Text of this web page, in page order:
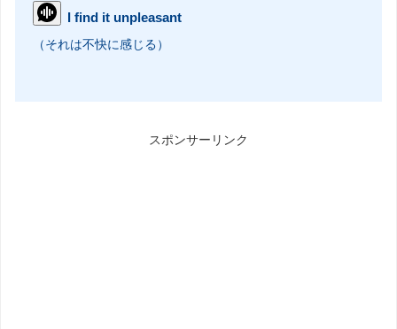
I find it unpleasant
（それは不快に感じる）
スポンサーリンク